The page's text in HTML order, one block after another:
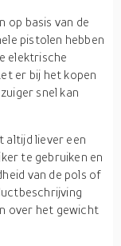
op basis van de
pistolen hebben
elektrische
er bij het kopen
snel kan
altijd liever een
te gebruiken en
van de pols of
over het gewicht